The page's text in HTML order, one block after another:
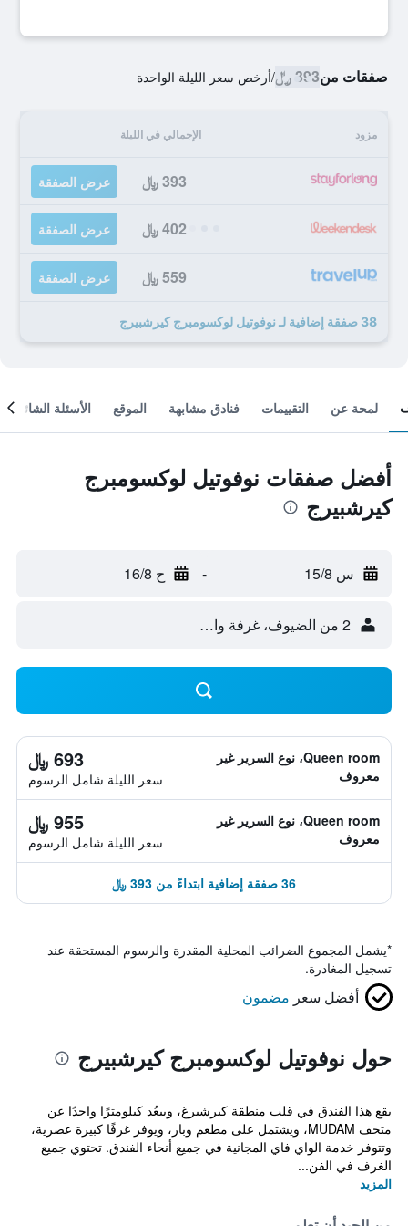
صفقات من393 ﷼ /أرخص سعر الليلة الواحدة
مزود الإجمالي في الليلة
393 ﷼ عرض الصفقة
402 ﷼ عرض الصفقة
559 ﷼ عرض الصفقة
38 صفقة إضافية لـ نوفوتيل لوكسومبرج كيرشبيرج
لمحة عن التقييمات فنادق مشابهة الموقع الأسئلة الشائعة
أفضل صفقات نوفوتيل لوكسومبرج
كيرشبيرج
س 15/8 - ح 16/8
2 من الضيوف، غرفة واحدة
Queen room، نوع السرير غير
معروف
693 ﷼
سعر الليلة شامل الرسوم
Queen room، نوع السرير غير
معروف
955 ﷼
سعر الليلة شامل الرسوم
36 صفقة إضافية ابتداءً من 393 ﷼
*يشمل المجموع الضرائب المحلية المقدرة والرسوم المستحقة عند
تسجيل المغادرة.
أفضل سعر مضمون
حول نوفوتيل لوكسومبرج كيرشبيرج
يقع هذا الفندق في قلب منطقة كيرشبرغ، ويبعُد كيلومترًا واحدًا عن
متحف MUDAM، ويشتمل على مطعم وبار، ويوفر غرفًا كبيرة عصرية،
وتتوفر خدمة الواي فاي المجانية في جميع أنحاء الفندق. تحتوي جميع
الغرف في الفن...
المزيد